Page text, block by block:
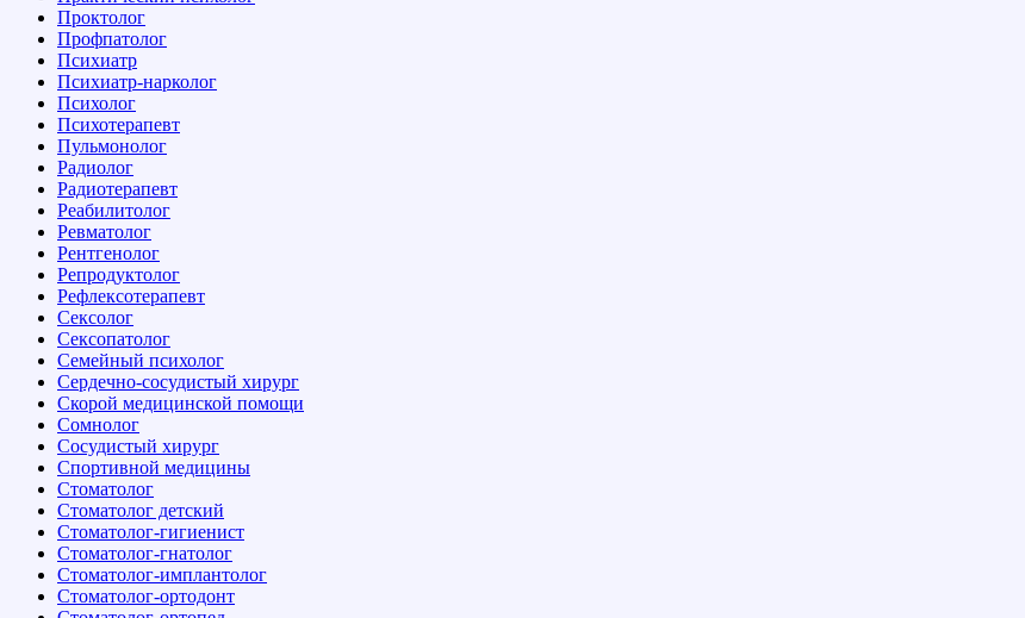
Проктолог
Профпатолог
Психиатр
Психиатр-нарколог
Психолог
Психотерапевт
Пульмонолог
Радиолог
Радиотерапевт
Реабилитолог
Ревматолог
Рентгенолог
Репродуктолог
Рефлексотерапевт
Сексолог
Сексопатолог
Семейный психолог
Сердечно-сосудистый хирург
Скорой медицинской помощи
Сомнолог
Сосудистый хирург
Спортивной медицины
Стоматолог
Стоматолог детский
Стоматолог-гигиенист
Стоматолог-гнатолог
Стоматолог-имплантолог
Стоматолог-ортодонт